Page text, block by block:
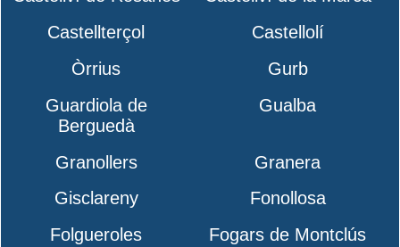
Castellterçol
Castellolí
Òrrius
Gurb
Guardiola de
Berguedà
Gualba
Granollers
Granera
Gisclareny
Fonollosa
Folgueroles
Fogars de Montclús